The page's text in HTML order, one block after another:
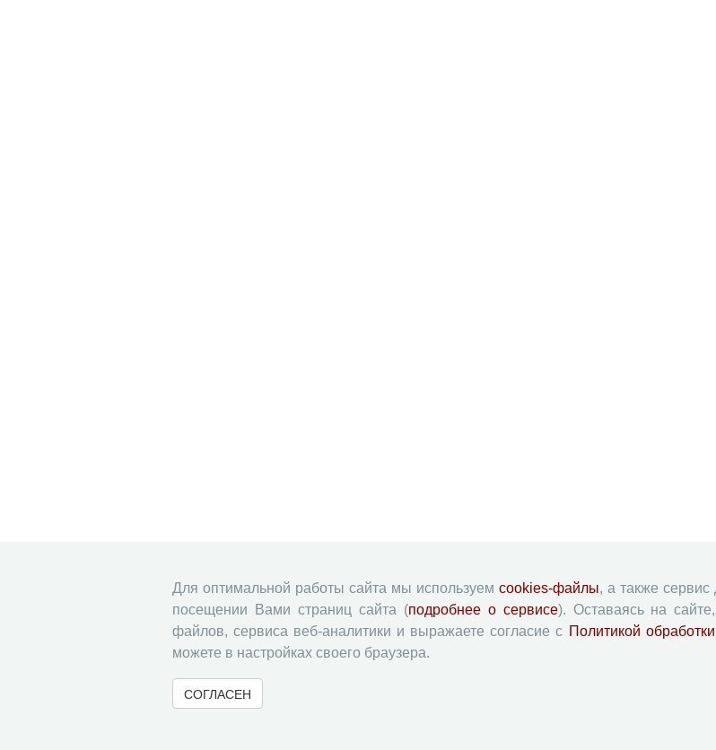
Для оптимальной работы сайта мы используем cookies-файлы, а также сервис
посещении Вами страниц сайта (подробнее о сервисе). Оставаясь на
файлов, сервиса веб-аналитики и выражаете согласие с Политикой
можете в настройках своего браузера.
СОГЛАСЕН